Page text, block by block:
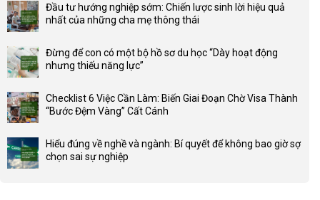
bình
luận
Lợi
thế
sức
mạnh
network
gia
đình
Đầu tư hướng nghiệp sớm: Chiến lược sinh lời hiệu quả
nhất của những cha mẹ thông thái
bình
luận
Đầu
tư
sớm:
Chiến
Đừng để con có một bộ hồ sơ du học “Dày hoạt động
nhưng thiếu năng lực”
bình
luận
Đừng
để
Checklist 6 Việc Cần Làm: Biến Giai Đoạn Chờ Visa Thành
“Bước Đệm Vàng” Cất Cánh
bình
luận
Hiểu đúng về nghề và ngành: Bí quyết để không bao giờ sợ
chọn sai sự nghiệp